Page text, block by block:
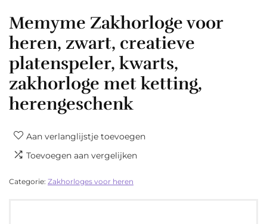
Memyme Zakhorloge voor
heren, zwart, creatieve
platenspeler, kwarts,
zakhorloge met ketting,
herengeschenk
Aan verlanglijstje toevoegen
Toevoegen aan vergelijken
Categorie: Zakhorloges voor heren